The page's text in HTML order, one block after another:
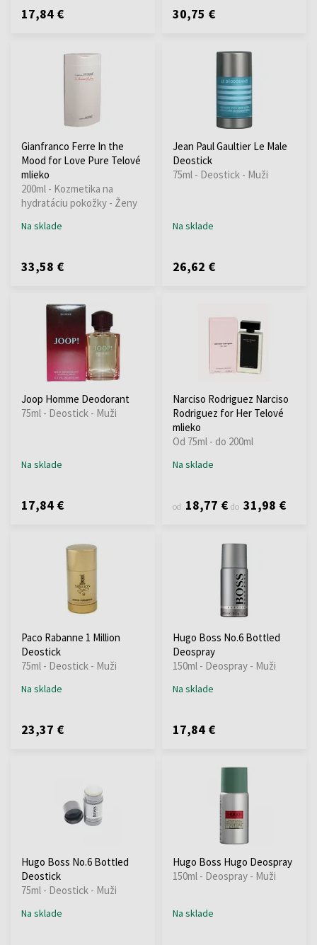
17,84 € 30,75 €
Gianfranco Ferre In the
Mood for Love Pure Telové
mlieko
200ml - Kozmetika na
hydratáciu pokožky - Ženy
Na sklade
33,58 €
Jean Paul Gaultier Le Male
Deostick
75ml - Deostick - Muži
Na sklade
26,62 €
Joop Homme Deodorant
75ml - Deostick - Muži
Na sklade
17,84 €
Narciso Rodriguez Narciso
Rodriguez for Her Telové
mlieko
Od 75ml - do 200ml
Na sklade
od 18,77 € do 31,98 €
Paco Rabanne 1 Million
Deostick
75ml - Deostick - Muži
Na sklade
23,37 €
Hugo Boss No.6 Bottled
Deospray
150ml - Deospray - Muži
Na sklade
17,84 €
Hugo Boss No.6 Bottled
Deostick
75ml - Deostick - Muži
Na sklade
Hugo Boss Hugo Deospray
150ml - Deospray - Muži
Na sklade